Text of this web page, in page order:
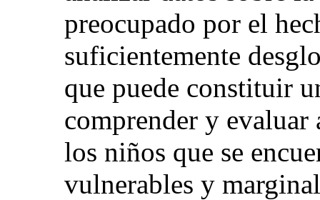
preocupado por el
suficientemente
que puede constituir
comprender y evaluar
los niños que se
vulnerables y